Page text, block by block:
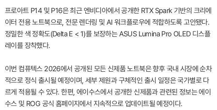
프로아트 P14 및 P16은 최근 엔비디아에서 공개한 RTX Spark 기반의 크리에
이터 전용 노트북으로, 전문 렌더링 및 AI 워크플로우에 적합하도록 고안됐다.
정밀한 색 정확도(Delta E < 1)를 보장하는 ASUS Lumina Pro OLED 디스플
레이를 장착했다.
이번 컴퓨텍스 2026에서 공개된 모든 신제품 노트북은 향후 국내 시장에 순차
적으로 정식 출시될 예정이며, 세부 제원과 구체적인 출시 일정은 국가별로 다
르게 적용될 수 있다. 한편, 에이수스에서 공개한 신제품과 관련된 정보는 에이
수스 및 ROG 공식 홈페이지에서 지속적으로 업데이트될 예정이다.